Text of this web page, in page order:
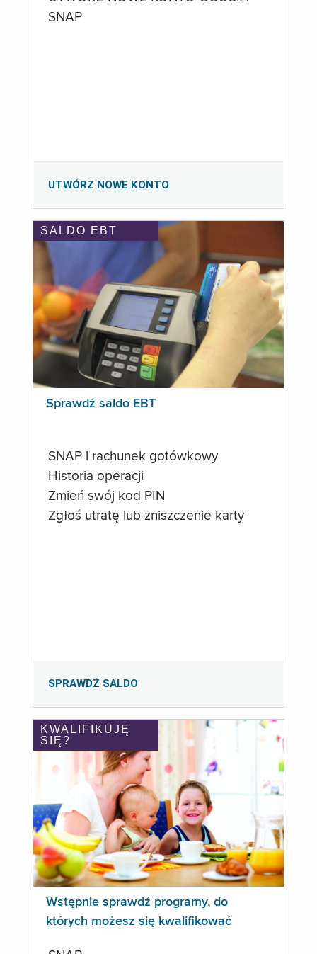
SNAP
UTWÓRZ NOWE KONTO
SALDO EBT
Sprawdź saldo EBT
SNAP i rachunek gotówkowy
Historia operacji
Zmień swój kod PIN
Zgłoś utratę lub zniszczenie karty
SPRAWDŹ SALDO
KWALIFIKUJĘ
SIĘ?
Wstępnie sprawdź programy, do
których możesz się kwalifikować